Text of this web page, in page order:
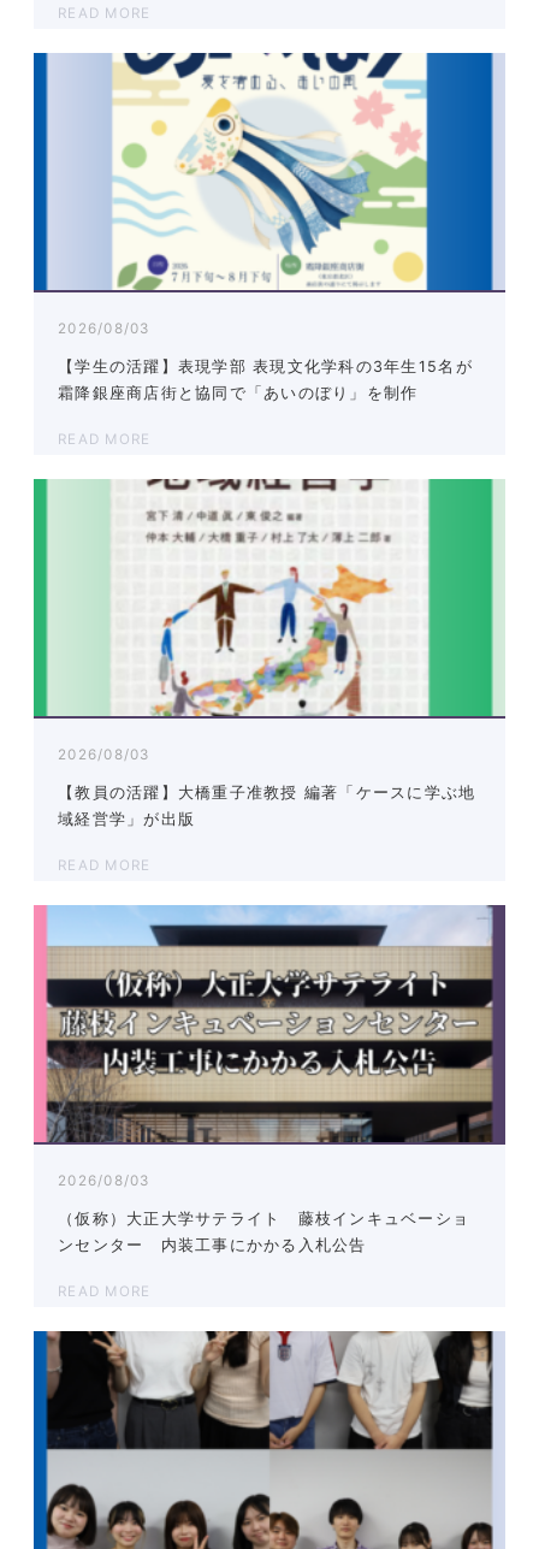
READ MORE
2026/08/03
【学生の活躍】表現学部 表現文化学科の3年生15名が
霜降銀座商店街と協同で「あいのぼり」を制作
READ MORE
2026/08/03
【教員の活躍】大橋重子准教授 編著「ケースに学ぶ地
域経営学」が出版
READ MORE
2026/08/03
（仮称）大正大学サテライト 藤枝インキュベーショ
ンセンター 内装工事にかかる入札公告
READ MORE